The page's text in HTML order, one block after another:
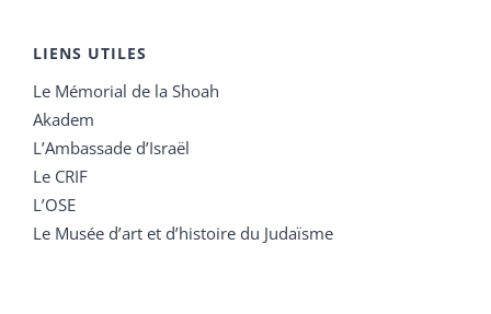
LIENS UTILES
Le Mémorial de la Shoah
Akadem
L’Ambassade d’Israël
Le CRIF
L’OSE
Le Musée d’art et d’histoire du Judaïsme